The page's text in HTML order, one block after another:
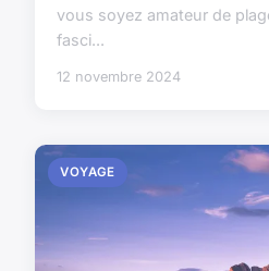
vous soyez amateur de
fasci...
12 novembre 2024
VOYAGE